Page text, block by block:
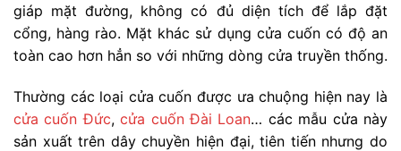
giáp mặt đường, không có đủ diện tích để lắp đặt
cổng, hàng rào. Mặt khác sử dụng cửa cuốn có độ an
toàn cao hơn hẳn so với những dòng cửa truyền thống.
Thường các loại cửa cuốn được ưa chuộng hiện nay là
cửa cuốn Đức,cửa cuốn Đài Loan… các mẫu cửa này
sản xuất trên dây chuyền hiện đại, tiên tiến nhưng do